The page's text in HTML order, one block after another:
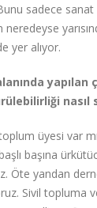
sadece
yer alıyor.
yapılan
nasıl
üyesi var
başına
Öte yandan
Sivil